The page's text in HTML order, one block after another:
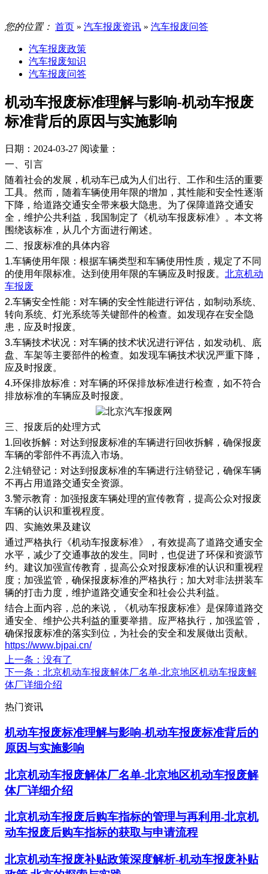
您的位置： 首页 » 汽车报废资讯 » 汽车报废问答
汽车报废政策
汽车报废知识
汽车报废问答
机动车报废标准理解与影响-机动车报废
标准背后的原因与实施影响
日期：2024-03-27 阅读量：
一、引言
随着社会的发展，机动车已成为人们出行、工作和生活的重要
工具。然而，随着车辆使用年限的增加，其性能和安全性逐渐
下降，给道路交通安全带来极大隐患。为了保障道路交通安
全，维护公共利益，我国制定了《机动车报废标准》。本文将
围绕该标准，从几个方面进行阐述。
二、报废标准的具体内容
1.车辆使用年限：根据车辆类型和车辆使用性质，规定了不同
的使用年限标准。达到使用年限的车辆应及时报废。 北京机动
车报废
2.车辆安全性能：对车辆的安全性能进行评估，如制动系统、
转向系统、灯光系统等关键部件的检查。如发现存在安全隐
患，应及时报废。
3.车辆技术状况：对车辆的技术状况进行评估，如发动机、底
盘、车架等主要部件的检查。如发现车辆技术状况严重下降，
应及时报废。
4.环保排放标准：对车辆的环保排放标准进行检查，如不符合
排放标准的车辆应及时报废。
三、报废后的处理方式
1.回收拆解：对达到报废标准的车辆进行回收拆解，确保报废
车辆的零部件不再流入市场。
2.注销登记：对达到报废标准的车辆进行注销登记，确保车辆
不再占用道路交通安全资源。
3.警示教育：加强报废车辆处理的宣传教育，提高公众对报废
车辆的认识和重视程度。
四、实施效果及建议
通过严格执行《机动车报废标准》，有效提高了道路交通安全
水平，减少了交通事故的发生。同时，也促进了环保和资源节
约。建议加强宣传教育，提高公众对报废标准的认识和重视程
度；加强监管，确保报废标准的严格执行；加大对非法拼装车
辆的打击力度，维护道路交通安全和社会公共利益。
结合上面内容，总的来说，《机动车报废标准》是保障道路交
通安全、维护公共利益的重要举措。应严格执行，加强监管，
确保报废标准的落实到位，为社会的安全和发展做出贡献。
https://www.bjpai.cn/
上一条 ：没有了
下一条 ：北京机动车报废解体厂名单-北京地区机动车报废解
体厂详细介绍
热门资讯
机动车报废标准理解与影响-机动车报废标准背后的
原因与实施影响
北京机动车报废解体厂名单-北京地区机动车报废解
体厂详细介绍
北京机动车报废后购车指标的管理与再利用-北京机
动车报废后购车指标的获取与申请流程
北京机动车报废补贴政策深度解析-机动车报废补贴